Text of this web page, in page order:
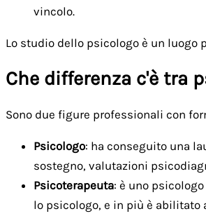
vincolo.
Lo studio dello psicologo è un
Che differenza c'è tra
Sono due figure professionali con
Psicologo: ha conseguito una
sostegno, valutazioni
Psicoterapeuta: è uno
lo psicologo, e in più è